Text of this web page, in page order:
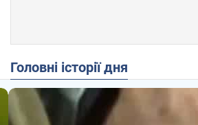
Головні історії дня